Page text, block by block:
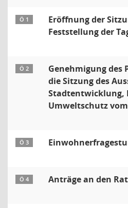
Ö 1
Eröffnung der
Feststellung der
Ö 2
Genehmigung des
die Sitzung des
Stadtentwicklung,
Umweltschutz vom
Ö 3
Ö 4 Anträge an den